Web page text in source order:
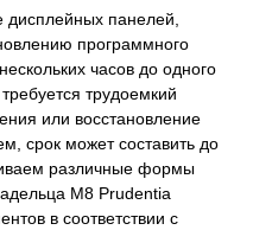
дисплейных панелей,
программного
часов до одного
трудоемкий
или восстановление
срок может составить до
различные формы
M8 Prudentia
в соответствии с